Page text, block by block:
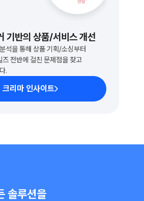
기반의 상품/서비스 개선
석을 통해 상품 기획/소싱부터
전반에 걸친 문제점을 찾고
.
크리마 인사이트
솔루션을